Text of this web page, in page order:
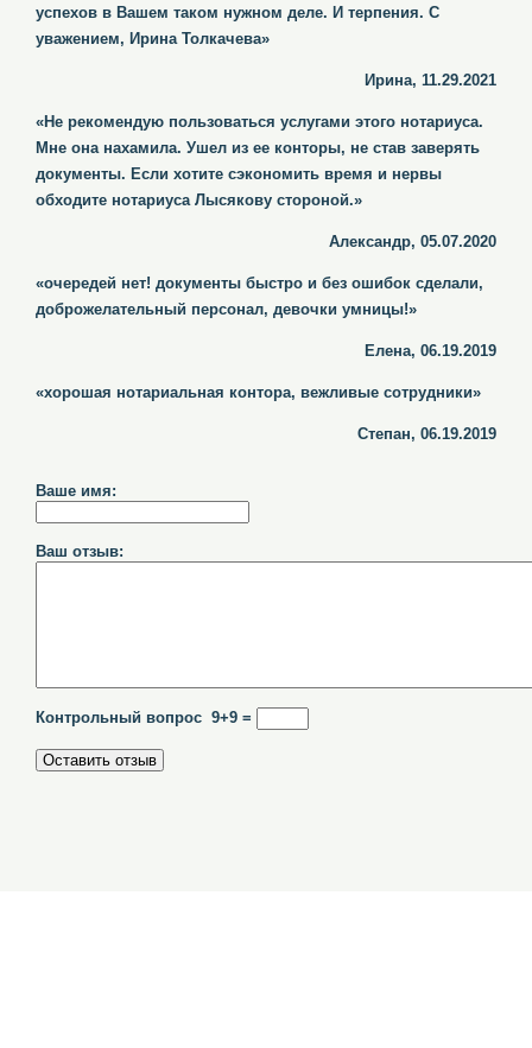
успехов в Вашем таком нужном деле. И терпения. С
уважением, Ирина Толкачева»
Ирина, 11.29.2021
«Не рекомендую пользоваться услугами этого нотариуса.
Мне она нахамила. Ушел из ее конторы, не став заверять
документы. Если хотите сэкономить время и нервы
обходите нотариуса Лысякову стороной.»
Александр, 05.07.2020
«очередей нет! документы быстро и без ошибок сделали,
доброжелательный персонал, девочки умницы!»
Елена, 06.19.2019
«хорошая нотариальная контора, вежливые сотрудники»
Степан, 06.19.2019
Ваше имя:
Ваш отзыв:
Контрольный вопрос 9+9 =